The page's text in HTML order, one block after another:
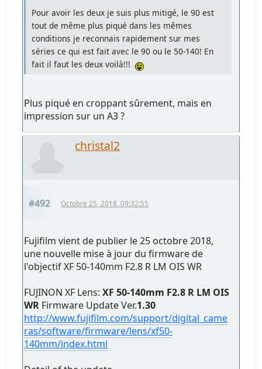
Pour avoir les deux je suis plus mitigé, le 90 est
tout de même plus piqué dans les mêmes
conditions je reconnais rapidement sur mes
séries ce qui est fait avec le 90 ou le 50-140! En
fait il faut les deux voilà!!!
Plus piqué en croppant sûrement, mais en
impression sur un A3 ?
christal2
#492 Octobre 25, 2018, 09:32:55
Fujifilm vient de publier le 25 octobre 2018,
une nouvelle mise à jour du firmware de
l'objectif XF 50-140mm F2.8 R LM OIS WR
FUJINON XF Lens:XF 50-140mm F2.8 R LM OIS
WR Firmware Update Ver.1.30
http://www.fujifilm.com/support/digital_came
ras/software/firmware/lens/xf50-
140mm/index.html